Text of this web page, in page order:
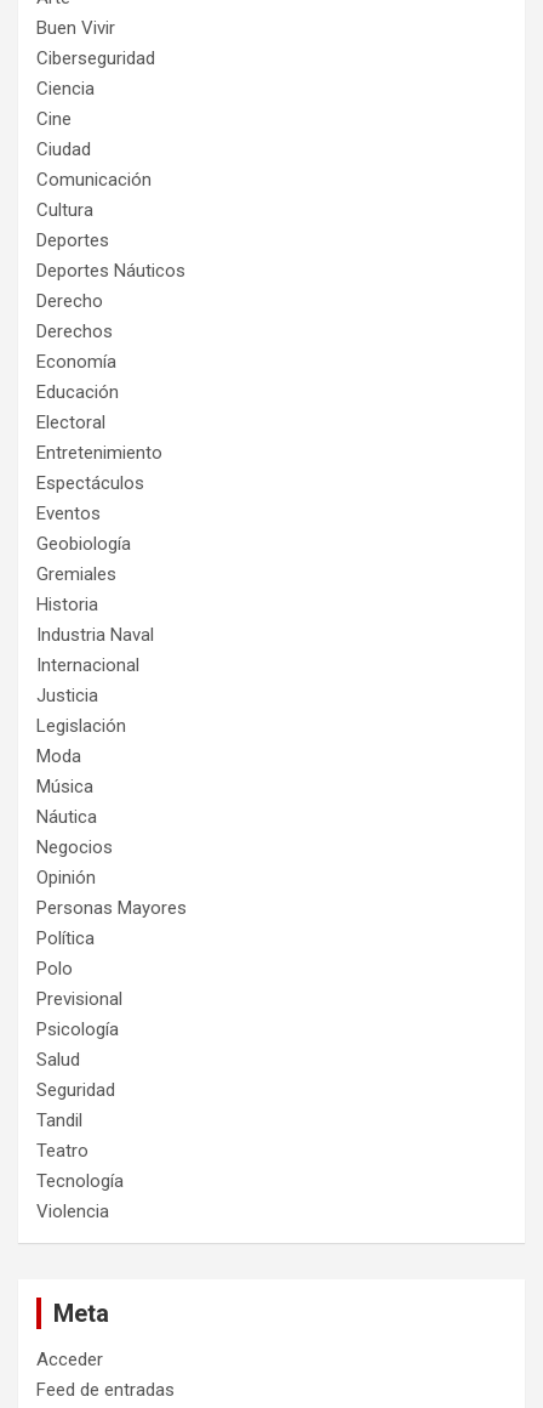
Buen Vivir
Ciberseguridad
Ciencia
Cine
Ciudad
Comunicación
Cultura
Deportes
Deportes Náuticos
Derecho
Derechos
Economía
Educación
Electoral
Entretenimiento
Espectáculos
Eventos
Geobiología
Gremiales
Historia
Industria Naval
Internacional
Justicia
Legislación
Moda
Música
Náutica
Negocios
Opinión
Personas Mayores
Política
Polo
Previsional
Psicología
Salud
Seguridad
Tandil
Teatro
Tecnología
Violencia
Meta
Acceder
Feed de entradas